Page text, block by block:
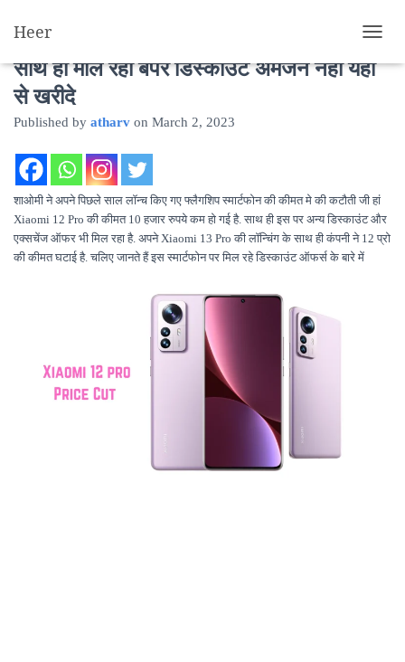
Heer
O
G
I
G
A
Xiaomi 12 Pro की कीमत 10 हजार हुई कम
साथ ही मील रहा बंपर डिस्काउंट अमेजन नही यहां
से खरीदे
Published by atharv on March 2, 2023
शाओमी ने अपने पिछले साल लॉन्च किए गए फ्लैगशिप स्मार्टफोन की कीमत मे की कटौती जी हां
Xiaomi 12 Pro की कीमत 10 हजार रुपये कम हो गई है. साथ ही इस पर अन्य डिस्काउंट और
एक्सचेंज ऑफर भी मिल रहा है. अपने Xiaomi 13 Pro की लॉन्चिंग के साथ ही कंपनी ने 12 प्रो
की कीमत घटाई है. चलिए जानते हैं इस स्मार्टफोन पर मिल रहे डिस्काउंट ऑफर्स के बारे में